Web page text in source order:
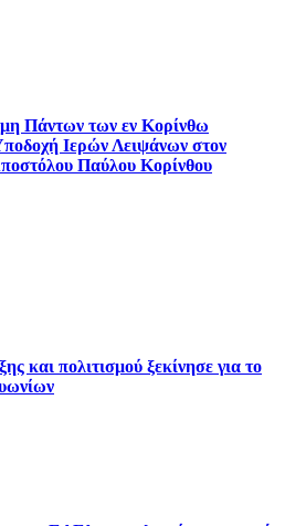
Πάντων των εν Κορίνθω
Ιερών Λειψάνων στον
Παύλου Κορίνθου
και πολιτισμού ξεκίνησε για το